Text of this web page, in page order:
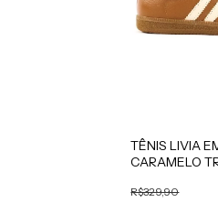
TÊNIS LIVIA
CARAMELO
R$329,90